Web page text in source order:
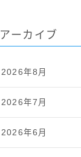
アーカイブ
2026年8月
2026年7月
2026年6月